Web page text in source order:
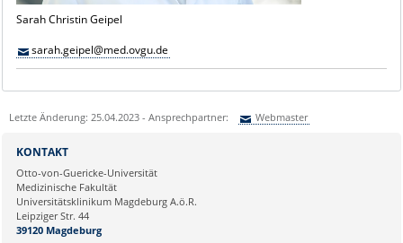
Sarah Christin Geipel
sarah.geipel@med.ovgu.de
Letzte Änderung: 25.04.2023 - Ansprechpartner: Webmaster
Ihre E-Mailadresse:
Ihr Anliegen:
KONTAKT
Otto-von-Guericke-Universität
Medizinische Fakultät
Universitätsklinikum Magdeburg A.ö.R.
Leipziger Str. 44
39120 Magdeburg